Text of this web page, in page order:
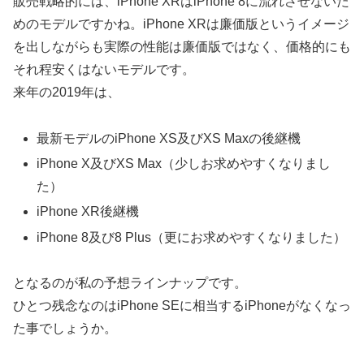
めのモデルですかね。iPhone XRは廉価版というイメージ
を出しながらも実際の性能は廉価版ではなく、価格的にも
それ程安くはないモデルです。
来年の2019年は、
最新モデルのiPhone XS及びXS Maxの後継機
iPhone X及びXS Max（少しお求めやすくなりまし
た）
iPhone XR後継機
iPhone 8及び8 Plus（更にお求めやすくなりました）
となるのが私の予想ラインナップです。
ひとつ残念なのはiPhone SEに相当するiPhoneがなくなっ
た事でしょうか。